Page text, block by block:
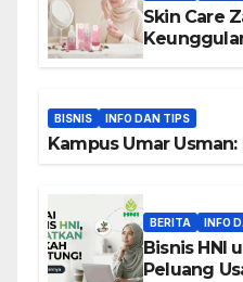
Skin Care
BISNIS INFO DAN TIPS
Kampus Umar
BERITA INFO
Bisnis HNI
Peluang